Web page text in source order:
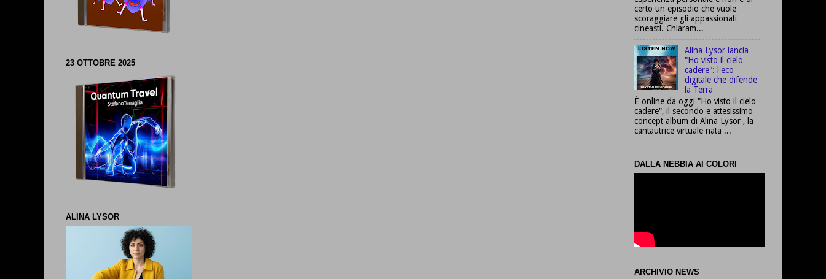
23 OTTOBRE 2025
ALINA LYSOR
certo un episodio che vuole
scoraggiare gli appassionati
cineasti. Chiaram...
Alina Lysor lancia
"Ho visto il cielo
cadere": l'eco
digitale che difende
la Terra
È online da oggi "Ho visto il cielo
cadere", il secondo e attesissimo
concept album di Alina Lysor , la
cantautrice virtuale nata ...
DALLA NEBBIA AI COLORI
ARCHIVIO NEWS